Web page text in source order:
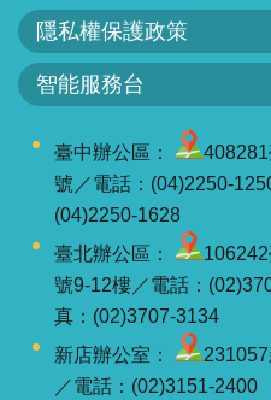
本
署
網
站
隱私權保護政策
智能服務台
臺中辦公區：
號／電話：(04)2250-
(04)2250-1628
臺北辦公區：
號9-12樓／電話：
真：(02)3707-3134
新店辦公室：
／電話：(02)3151-2400